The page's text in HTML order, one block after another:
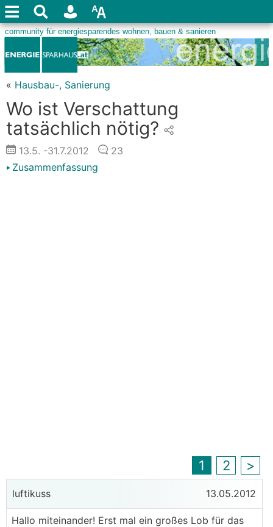
« Hausbau-, Sanierung
Wo ist Verschattung
tatsächlich nötig?
13.5. -31.7.2012
23
Zusammenfassung
1 2 >
luftikuss 13.05.2012
Hallo miteinander! Erst mal ein großes Lob für das